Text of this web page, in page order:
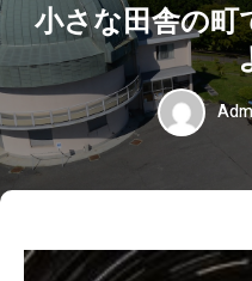
小さな田舎の町